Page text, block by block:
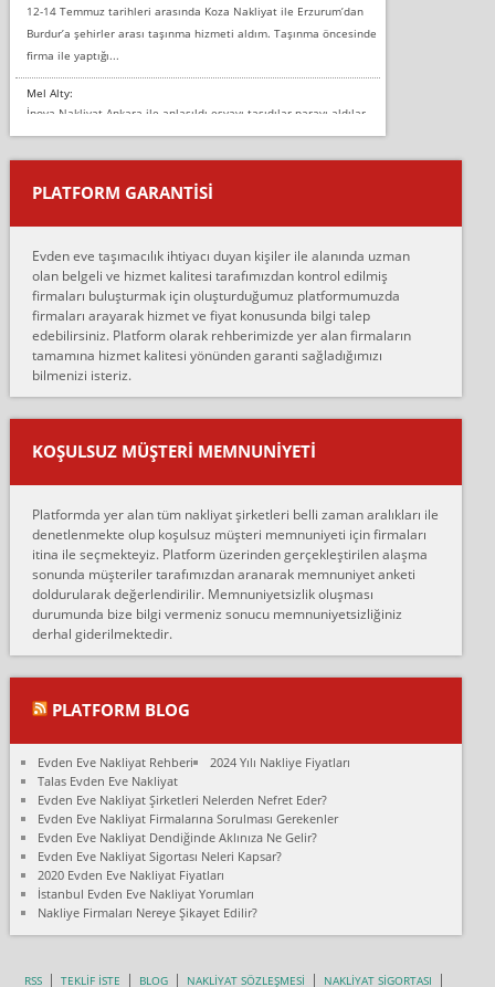
12-14 Temmuz tarihleri arasında Koza Nakliyat ile Erzurum’dan
Burdur’a şehirler arası taşınma hizmeti aldım. Taşınma öncesinde
firma ile yaptığı...
Mel Alty:
İnova Nakliyat Ankara ile anlaşıldı eşyayı taşıdılar parayı aldılar.
Salon duvarına bir baktım birisi boydan alüminyum renkli bantı
yapıştırm...
Murat:
çalıştıklarını, müş...
Ahmet:
Lüleburgaz güngünes evden eve naklyat eşyalarımı taşımak için
anlaştık sabah eve geldiklerinde de eşyalarımı düzgün şekilde
sarcaz demelerine r...
mehmet güldü:
Ankara ALİCANLAR NAKLİYAT Tutarsız ve ticari ahlak problemleri
var verdikleri fiyat teklifini arttırdılar. Sonrasında taşıma gününde
oldukça tutarsı...
Ankara Alicanlar naklyat tel 5465524025. 2600 TL'ye ankaradan
Konya ya Alicanlar naklyat la anlaştık bu şahıs evin taşınacağı gün
fiyatın mazoto gele...
Fatih kokmese:
Diyarbakır dan eşyamı getirtmek için anlaştım sözleşme yaptım.
Son anda fiyat artırdılar.. mecburiyetten tasittim.. bu kişiler ağrılı
Ali:
olduk. Asansörlü dediler sonra uraya asansör kurulmaz dediler
fark istediler. ortada asa...
Nimet:
Ben 2021 Ağustos ilk haftası Evimi taşıdım yani İstanbul'un bir
Mahallesi'nden bir başka Mahallesi'ne yani Ümraniye bölgesinde
oturuyorum önceleri ara...
Nimet Köse:
Merhaba ben 2021 Ağustos ilk haftası evimi Ümraniye'den Çok
Hancıoğlu naklyatla taşındım...
PLATFORM GARANTİSİ
Evden eve taşımacılık ihtiyacı duyan kişiler ile alanında uzman
olan belgeli ve hizmet kalitesi tarafımızdan kontrol edilmiş
firmaları buluşturmak için oluşturduğumuz platformumuzda
firmaları arayarak hizmet ve fiyat konusunda bilgi talep
edebilirsiniz. Platform olarak rehberimizde yer alan firmaların
tamamına hizmet kalitesi yönünden garanti sağladığımızı
bilmenizi isteriz.
KOŞULSUZ MÜŞTERI MEMNUNIYETI
Platformda yer alan tüm nakliyat şirketleri belli zaman aralıkları ile
denetlenmekte olup koşulsuz müşteri memnuniyeti için firmaları
itina ile seçmekteyiz. Platform üzerinden gerçekleştirilen alaşma
sonunda müşteriler tarafımızdan aranarak memnuniyet anketi
doldurularak değerlendirilir. Memnuniyetsizlik oluşması
durumunda bize bilgi vermeniz sonucu memnuniyetsizliğiniz
derhal giderilmektedir.
PLATFORM BLOG
Evden Eve Nakliyat Rehberi
2024 Yılı Nakliye Fiyatları
Talas Evden Eve Nakliyat
Evden Eve Nakliyat Şirketleri Nelerden Nefret Eder?
Evden Eve Nakliyat Firmalarına Sorulması Gerekenler
Evden Eve Nakliyat Dendiğinde Aklınıza Ne Gelir?
Evden Eve Nakliyat Sigortası Neleri Kapsar?
2020 Evden Eve Nakliyat Fiyatları
İstanbul Evden Eve Nakliyat Yorumları
Nakliye Firmaları Nereye Şikayet Edilir?
RSS TEKLİF İSTE BLOG NAKLİYAT SÖZLEŞMESİ
NAKLİYAT SİGORTASI